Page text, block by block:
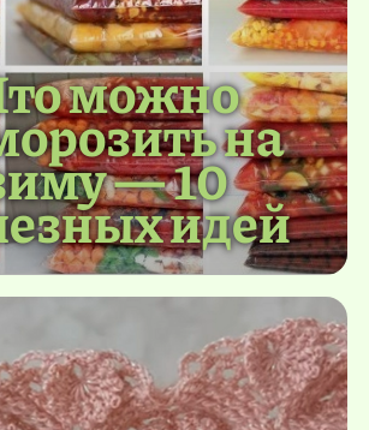
можно
на
— 10
идей